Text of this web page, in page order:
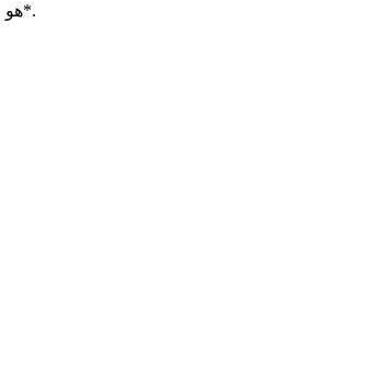
*هو الخالق العظيم، الغني عني وعن عبادتي ووقتي، يطلبني ليسمع صوتي وأنا الذي يماطل*.